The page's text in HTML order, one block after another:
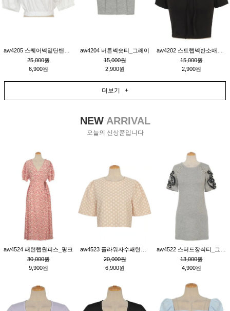
25,000원
6,900원
aw4204 버튼넥숏티_그레이
15,000원
2,900원
15,000원
2,900원
더보기 +
NEWARRIVAL
오늘의 신상품입니다
aw4524 패턴랩원피스_핑크
30,000원
9,900원
20,000원
6,900원
13,000원
4,900원